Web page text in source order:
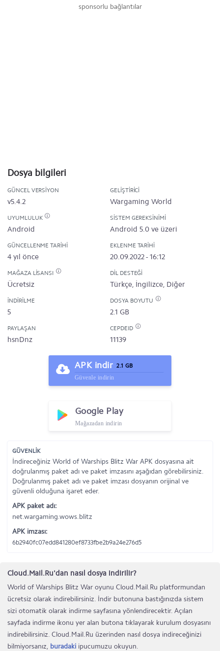
sponsorlu bağlantılar
Dosya bilgileri
GÜNCEL VERSIYON
v5.4.2
GELIŞTIRICI
Wargaming World
UYUMLULUK
Android
SISTEM GEREKSINIMI
Android 5.0 ve üzeri
GÜNCELLENME TARIHI
4 yıl önce
EKLENME TARIHI
20.09.2022 - 16:12
MAĞAZA LISANSI
Ücretsiz
DIL DESTEĞI
Türkçe, İngilizce, Diğer
İNDIRILME
5
DOSYA BOYUTU
2.1 GB
PAYLAŞAN
hsnDnz
CEPDEID
11139
APK indir 2.1 GB
Güvenle indirin
Google Play
Mağazadan indirin
GÜVENLİK
İndireceğiniz World of Warships Blitz War APK dosyasına ait
doğrulanmış paket adı ve paket imzasını aşağıdan görebilirsiniz.
Doğrulanmış paket adı ve paket imzası dosyanın orijinal ve
güvenli olduğuna işaret eder.
APK paket adı:
net.wargaming.wows.blitz
APK imzası:
6b2940fc07edd841280ef8733fbe2b9a24e276d5
Cloud.Mail.Ru'dan nasıl dosya indirilir?
World of Warships Blitz War oyunu Cloud.Mail.Ru platformundan
ücretsiz olarak indirebilirsiniz. İndir butonuna bastığınızda sistem
sizi otomatik olarak indirme sayfasına yönlendirecektir. Açılan
sayfada indirme ikonu yer alan butona tıklayarak kurulum dosyasını
indirebilirsiniz. Cloud.Mail.Ru üzerinden nasıl dosya indireceğinizi
bilmiyorsanız, buradaki ipucumuzu okuyun.